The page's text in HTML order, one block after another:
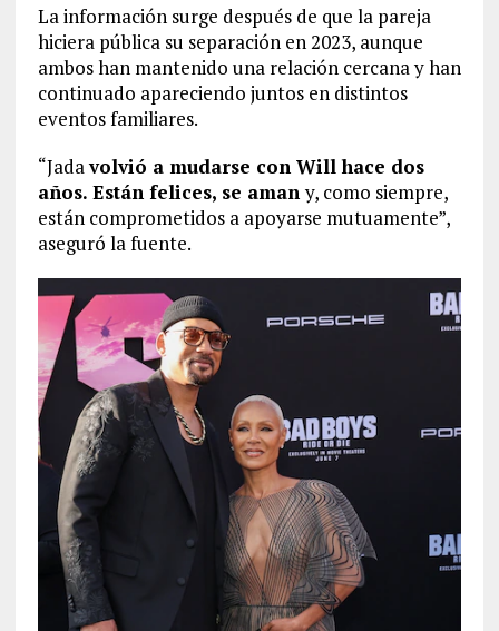
La información surge después de que la pareja
hiciera pública su separación en 2023, aunque
ambos han mantenido una relación cercana y han
continuado apareciendo juntos en distintos
eventos familiares.
“Jadavolvió a mudarse con Will hace dos
años. Están felices, se amany, como siempre,
están comprometidos a apoyarse mutuamente”,
aseguró la fuente.